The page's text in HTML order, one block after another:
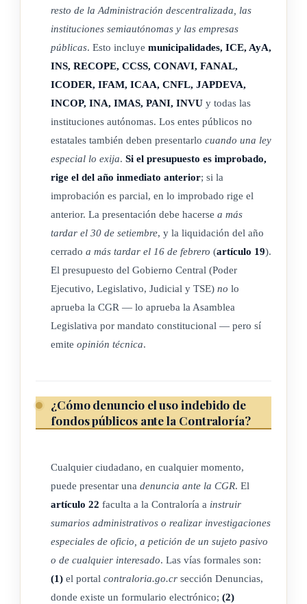
iii) No les serán aplicables la Ley de Administración
Financiera de la República, ni el Reglamento de la
Contratación Administrativa; tampoco deberán presentar,
a la Contraloría, presupuestos para su aprobación.
iv) El respeto al secreto y a la confidencialidad bancarios, de
conformidad con la Constitución Política y con la ley.
los entes en sus respectivos países.
vi) Las funciones de fiscalización encomendadas
actualmente por ley a otras autoridades fiscalizadoras, las
seguirán ejecutando estas, en la materia propia de su
competencia.
vii) El respeto a los regímenes de auditoría a los cuales estén
sometidos, sin que quepan conflictos de competencia con
los jerarcas de esas entidades extranjeras, en cuanto a las
directrices, las normas y los procedimientos de auditoría
vigentes en los respectivos países.
nacionalidad del ente u órgano.
Se entenderá por sujetos pasivos los que están sometidos a la
acuerdo con este artículo.
Los criterios que emita la Contraloría General de la
República, en el ámbito de su competencia, serán vinculantes
para los sujetos pasivos sometidos a su control o
fiscalización.
resto de la Administración descentralizada, las
instituciones semiautónomas y las empresas
públicas. Esto incluye municipalidades, ICE, AyA,
INS, RECOPE, CCSS, CONAVI, FANAL,
ICODER, IFAM, ICAA, CNFL, JAPDEVA,
INCOP, INA, IMAS, PANI, INVU y todas las
instituciones autónomas. Los entes públicos no
estatales también deben presentarlo cuando una ley
especial lo exija. Si el presupuesto es improbado,
rige el del año inmediato anterior; si la
improbación es parcial, en lo improbado rige el
anterior. La presentación debe hacerse a más
tardar el 30 de setiembre, y la liquidación del año
cerrado a más tardar el 16 de febrero (artículo 19).
El presupuesto del Gobierno Central (Poder
Ejecutivo, Legislativo, Judicial y TSE) no lo
aprueba la CGR — lo aprueba la Asamblea
Legislativa por mandato constitucional — pero sí
emite opinión técnica.
¿Cómo denuncio el uso indebido de
fondos públicos ante la Contraloría?
Cualquier ciudadano, en cualquier momento,
puede presentar una denuncia ante la CGR. El
artículo 22 faculta a la Contraloría a instruir
sumarios administrativos o realizar investigaciones
especiales de oficio, a petición de un sujeto pasivo
o de cualquier interesado. Las vías formales son:
(1) el portal contraloria.go.cr sección Denuncias,
donde existe un formulario electrónico; (2)